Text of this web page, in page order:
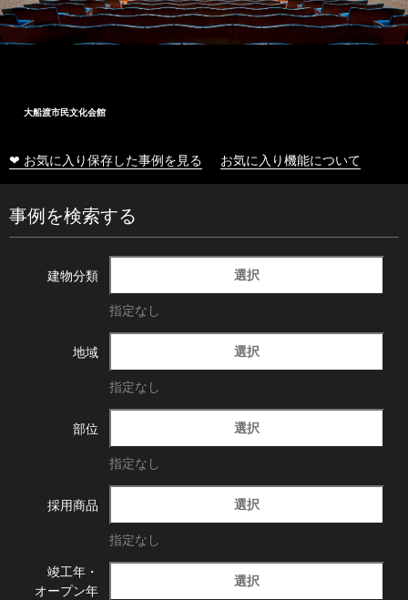
大船渡市民文化会館
❤ お気に入り保存した事例を見る お気に入り機能について
事例を検索する
建物分類 選択
指定なし
地域 選択
指定なし
部位 選択
指定なし
採用商品 選択
指定なし
竣工年・
オープン年
選択